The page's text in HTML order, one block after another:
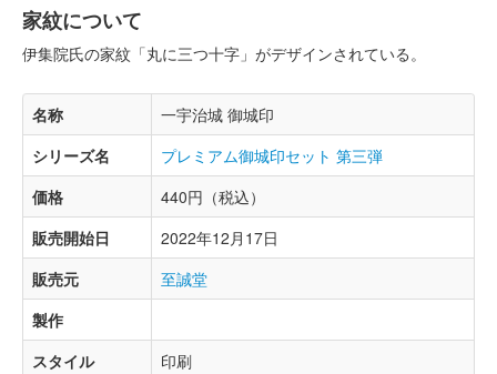
家紋について
伊集院氏の家紋「丸に三つ十字」がデザインされている。
名称
一宇治城 御城印
シリーズ名
プレミアム御城印セット 第三弾
価格
440円（税込）
販売開始日
2022年12月17日
販売元
至誠堂
製作
スタイル
印刷